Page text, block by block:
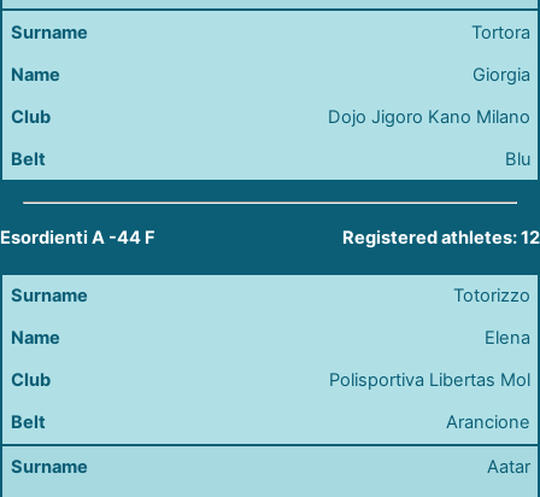
Tortora
Giorgia
Dojo Jigoro Kano Milano
Blu
Esordienti A -44 F Registered athletes: 12
Totorizzo
Elena
Polisportiva Libertas Mol
Arancione
Aatar